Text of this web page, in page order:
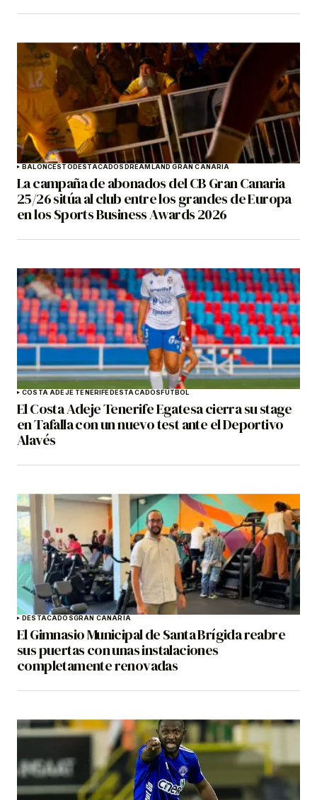
BALONCESTODESTACADOSDREAMLAND GRAN CANARIA
La campaña de abonados del CB Gran Canaria
25/26 sitúa al club entre los grandes de Europa
en los Sports Business Awards 2026
COSTA ADEJE TENERIFEDESTACADOSFÚTBOL
El Costa Adeje Tenerife Egatesa cierra su stage
en Tafalla con un nuevo test ante el Deportivo
Alavés
DESTACADOSGRAN CANARIA
El Gimnasio Municipal de Santa Brígida reabre
sus puertas con unas instalaciones
completamente renovadas